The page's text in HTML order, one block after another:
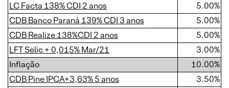
LC Facta 138% CDI 2 anos
5.00%
CDB Banco Paraná 139% CDI 3 anos
5.00%
CDB Realize 138%CDI 2 anos
5.00%
LFT Selic + 0,015% Mar/21
3.00%
Inflação
10.00%
CDB Pine IPCA+3,63% 5 anos
3.50%